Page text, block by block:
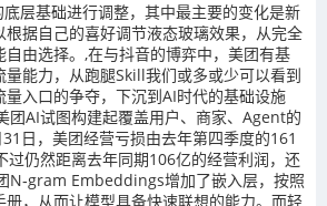
层基础进行调整，其中最主要的变化是新
据自己的喜好调节液态玻璃效果，从完全
由选择。,在与抖音的博弈中，美团有基
能力，从跑腿Skill我们或多或少可以看到
入口的争夺，下沉到AI时代的基础设施
团AI试图构建起覆盖用户、商家、Agent的
日，美团经营亏损由去年第四季度的161
过仍然距离去年同期106亿的经营利润，还
N‑gram Embeddings增加了嵌入层，按照
册，从而让模型具备快速联想的能力。而轻